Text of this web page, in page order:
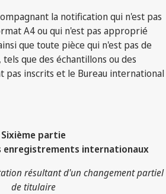
la notification qui n'est pas
A4 ou qui n'est pas approprié
que toute pièce qui n'est pas de
que des échantillons ou des
pas inscrits et le Bureau international
Sixième partie
enregistrements internationaux
résultant d'un changement partiel
de titulaire